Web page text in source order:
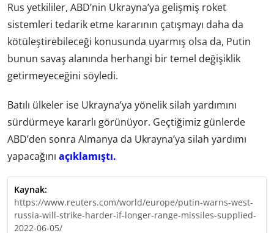
Rus yetkililer, ABD’nin Ukrayna’ya gelişmiş roket
sistemleri tedarik etme kararının çatışmayı daha da
kötüleştirebileceği konusunda uyarmış olsa da, Putin
bunun savaş alanında herhangi bir temel değişiklik
getirmeyeceğini söyledi.
Batılı ülkeler ise Ukrayna’ya yönelik silah yardımını
sürdürmeye kararlı görünüyor. Geçtiğimiz günlerde
ABD’den sonra Almanya da Ukrayna’ya silah yardımı
yapacağını açıklamıştı.
Kaynak:
https://www.reuters.com/world/europe/putin-warns-west-
russia-will-strike-harder-if-longer-range-missiles-supplied-
2022-06-05/